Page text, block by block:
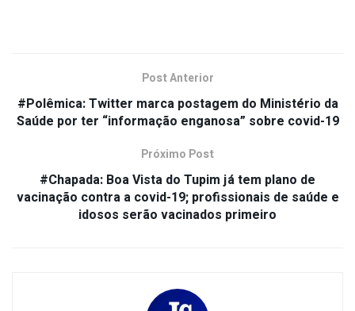
Post Anterior
#Polêmica: Twitter marca postagem do Ministério da
Saúde por ter “informação enganosa” sobre covid-19
Próximo Post
#Chapada: Boa Vista do Tupim já tem plano de
vacinação contra a covid-19; profissionais de saúde e
idosos serão vacinados primeiro